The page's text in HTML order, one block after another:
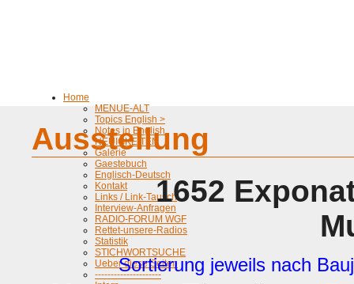
Home
MENUE-ALT
Topics English >
Notes in English
NEUIGKEITEN
Galerie
Gaestebuch
Englisch-Deutsch
Kontakt
Links / Link-Tausch
Interview-Anfragen
RADIO-FORUM WGF
Rettet-unsere-Radios
Statistik
STICHWORTSUCHE
Ueber diese Seiten
---------------------
Ausstellung
1652
Sortierung jeweils nach